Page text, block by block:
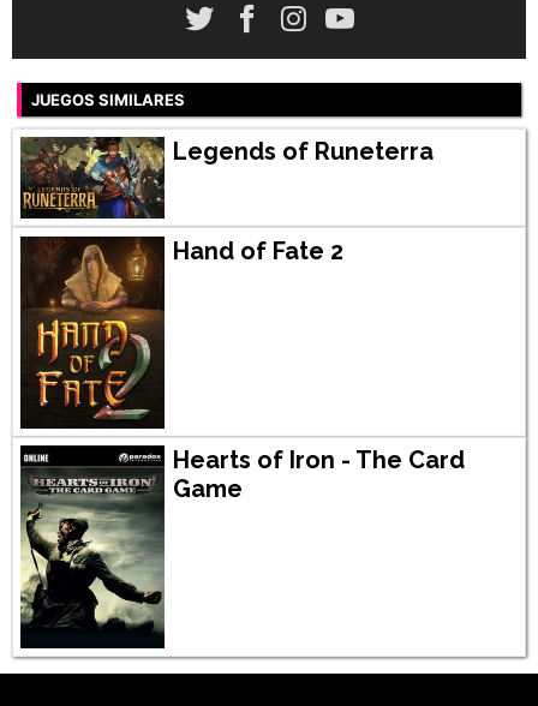
JUEGOS SIMILARES
Legends of Runeterra
Hand of Fate 2
Hearts of Iron - The Card
Game